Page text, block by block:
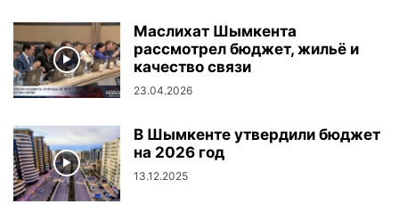
Маслихат Шымкента
рассмотрел бюджет, жильё и
качество связи
23.04.2026
В Шымкенте утвердили бюджет
на 2026 год
13.12.2025